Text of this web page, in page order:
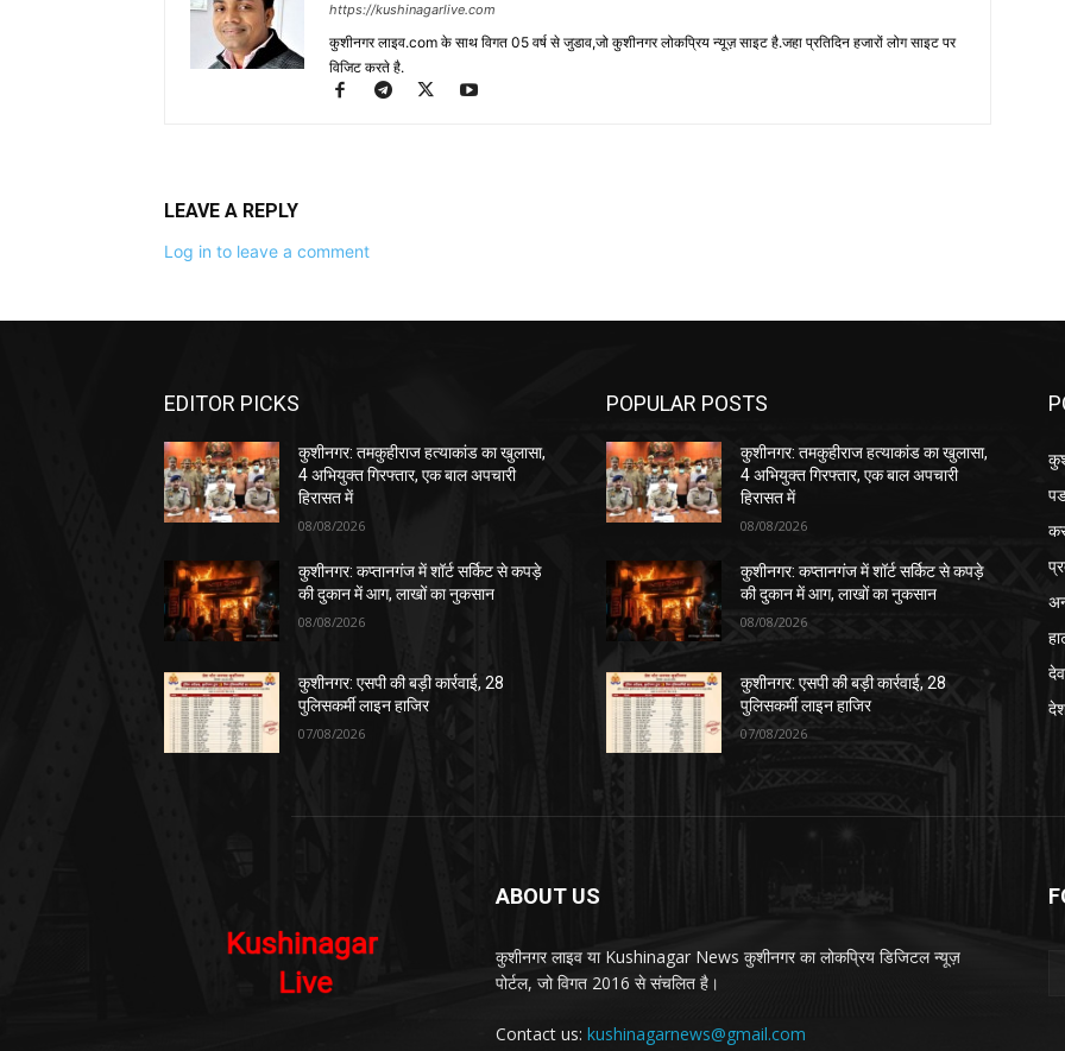
https://kushinagarlive.com
कुशीनगर लाइव.com के साथ विगत 05 वर्ष से जुडाव,जो कुशीनगर लोकप्रिय न्यूज़ साइट है.जहा प्रतिदिन हजारों लोग साइट पर
विजिट करते है.
LEAVE A REPLY
Log in to leave a comment
EDITOR PICKS
कुशीनगर: तमकुहीराज हत्याकांड का खुलासा,
4 अभियुक्त गिरफ्तार, एक बाल अपचारी
हिरासत में
08/08/2026
कुशीनगर: कप्तानगंज में शॉर्ट सर्किट से कपड़े
की दुकान में आग, लाखों का नुकसान
08/08/2026
कुशीनगर: एसपी की बड़ी कार्रवाई, 28
पुलिसकर्मी लाइन हाजिर
07/08/2026
POPULAR POSTS
कुशीनगर: तमकुहीराज हत्याकांड का खुलासा,
4 अभियुक्त गिरफ्तार, एक बाल अपचारी
हिरासत में
08/08/2026
कुशीनगर: कप्तानगंज में शॉर्ट सर्किट से कपड़े
की दुकान में आग, लाखों का नुकसान
08/08/2026
कुशीनगर: एसपी की बड़ी कार्रवाई, 28
पुलिसकर्मी लाइन हाजिर
07/08/2026
ABOUT US
कुशीनगर लाइव या Kushinagar News कुशीनगर का लोकप्रिय डिजिटल न्यूज़
पोर्टल, जो विगत 2016 से संचलित है।
Contact us: kushinagarnews@gmail.com